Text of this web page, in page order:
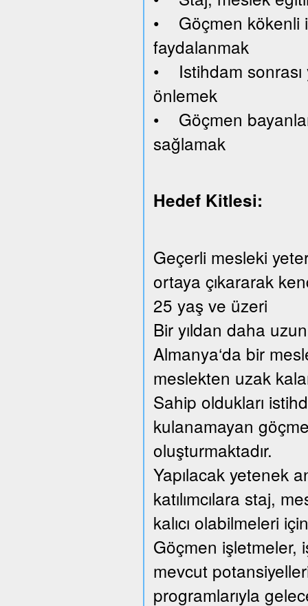
• Göçmen kökenli
faydalanmak
• Istihdam sonrası
önlemek
• Göçmen
sağlamak
Hedef Kitlesi:
Geçerli mesleki
ortaya çıkararak
25 yaş ve üzeri
Bir yıldan daha
Almanya‘da bir
meslekten uzak
Sahip oldukları
kulanamayan
oluşturmaktadır.
Yapılacak yetenek
katılımcılara staj,
kalıcı olabilmeleri
Göçmen işletmeler,
mevcut
programlarıyla